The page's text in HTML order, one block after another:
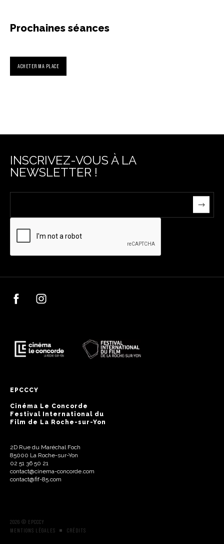
Prochaines séances
ACHETER MA PLACE
INSCRIVEZ-VOUS À LA
NEWSLETTER !
EPCCCY
Cinéma Le Concorde
Festival International du
Film de La Roche-sur-Yon
2D Rue du Maréchal Foch
85000 La Roche-sur-Yon
02 51 36 50 21
contact@cinema-concorde.com
contact@fif-85.com
2026 © EPCCCY
MENTIONS LÉGALES
CRÉDITS